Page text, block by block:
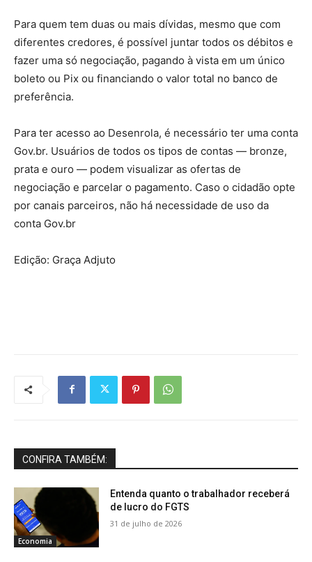
Para quem tem duas ou mais dívidas, mesmo que com
diferentes credores, é possível juntar todos os débitos e
fazer uma só negociação, pagando à vista em um único
boleto ou Pix ou financiando o valor total no banco de
preferência.
Para ter acesso ao Desenrola, é necessário ter uma conta
Gov.br. Usuários de todos os tipos de contas — bronze,
prata e ouro — podem visualizar as ofertas de
negociação e parcelar o pagamento. Caso o cidadão opte
por canais parceiros, não há necessidade de uso da
conta Gov.br
Edição: Graça Adjuto
CONFIRA TAMBÉM:
Economia
Entenda quanto o trabalhador receberá
de lucro do FGTS
31 de julho de 2026